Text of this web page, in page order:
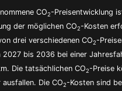
CO2-Preisentwicklung
der möglichen CO2-Kosten
drei verschiedenen CO2-
2027 bis 2036 bei einer
Die tatsächlichen CO2-Preise
ausfallen. Die CO2-Kosten sind